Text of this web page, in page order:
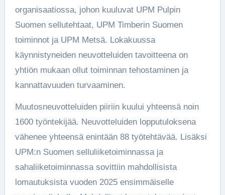
organisaatiossa, johon kuuluvat UPM Pulpin
Suomen sellutehtaat, UPM Timberin Suomen
toiminnot ja UPM Metsä. Lokakuussa
käynnistyneiden neuvotteluiden tavoitteena on
yhtiön mukaan ollut toiminnan tehostaminen ja
kannattavuuden turvaaminen.
Muutosneuvotteluiden piiriin kuului yhteensä noin
1600 työntekijää. Neuvotteluiden lopputuloksena
vähenee yhteensä enintään 88 työtehtävää. Lisäksi
UPM:n Suomen selluliiketoiminnassa ja
sahaliiketoiminnassa sovittiin mahdollisista
lomautuksista vuoden 2025 ensimmäiselle